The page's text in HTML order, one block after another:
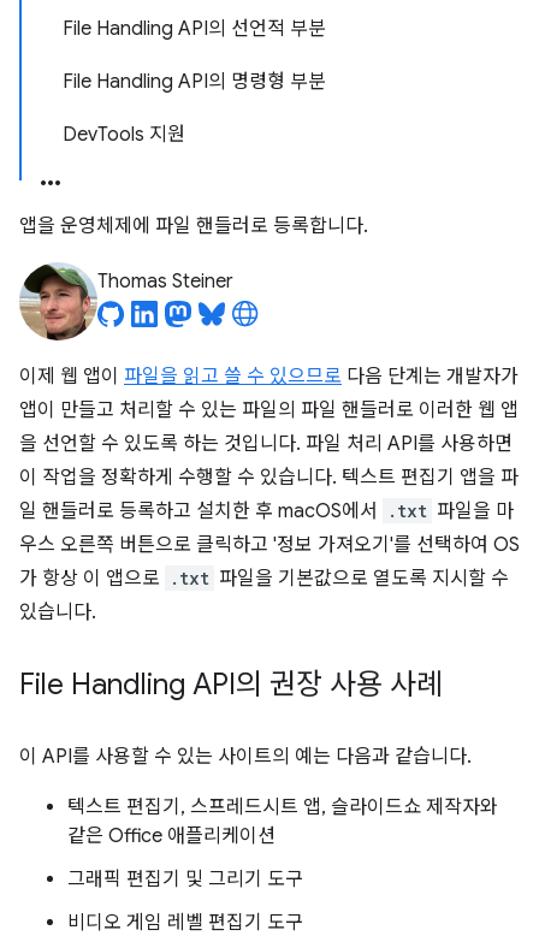
File Handling API의 선언적 부분
File Handling API의 명령형 부분
DevTools 지원
앱을 운영체제에 파일 핸들러로 등록합니다.
Thomas Steiner
이제 웹 앱이 파일을 읽고 쓸 수 있으므로 다음 단계는 개발자가
앱이 만들고 처리할 수 있는 파일의 파일 핸들러로 이러한 웹 앱
을 선언할 수 있도록 하는 것입니다. 파일 처리 API를 사용하면
이 작업을 정확하게 수행할 수 있습니다. 텍스트 편집기 앱을 파
일 핸들러로 등록하고 설치한 후 macOS에서
.txt 파일을 마
우스 오른쪽 버튼으로 클릭하고 '정보 가져오기'를 선택하여 OS
가 항상 이 앱으로
.txt 파일을 기본값으로 열도록 지시할 수
있습니다.
File Handling API의 권장 사용 사례
이 API를 사용할 수 있는 사이트의 예는 다음과 같습니다.
텍스트 편집기, 스프레드시트 앱, 슬라이드쇼 제작자와
같은 Office 애플리케이션
그래픽 편집기 및 그리기 도구
비디오 게임 레벨 편집기 도구